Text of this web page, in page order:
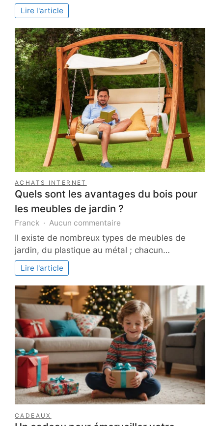
elle
intéressante
?
Lire l'article
ACHATS INTERNET
Quels sont les avantages du bois pour
les meubles de jardin ?
Franck Aucun commentaire
Quels
sont
les
bois
pour
les
meubles
de
jardin
?
Il existe de nombreux types de meubles de
jardin, du plastique au métal ; chacun…
Lire l'article
CADEAUX